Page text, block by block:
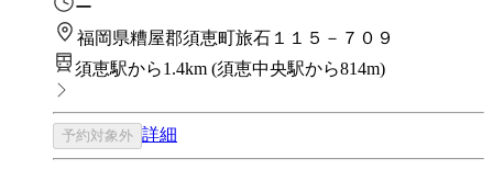
ー
福岡県糟屋郡須恵町旅石１１５－７０９
須恵駅から1.4km (須恵中央駅から814m)
予約対象外 詳細